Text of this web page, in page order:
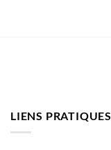
LIENS PRATIQUES